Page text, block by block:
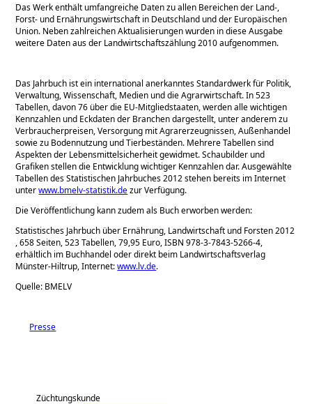
Das Werk enthält umfangreiche Daten zu allen Bereichen der Land‑,
Forst‑ und Ernährungswirtschaft in Deutschland und der Europäischen
Union. Neben zahlreichen Aktualisierungen wurden in diese Ausgabe
weitere Daten aus der Landwirtschaftszählung 2010 aufgenommen.
Das Jahrbuch ist ein international anerkanntes Standardwerk für Politik,
Verwaltung, Wissenschaft, Medien und die Agrarwirtschaft. In 523
Tabellen, davon 76 über die EU-Mitgliedstaaten, werden alle wichtigen
Kennzahlen und Eckdaten der Branchen dargestellt, unter anderem zu
Verbraucherpreisen, Versorgung mit Agrarerzeugnissen, Außenhandel
sowie zu Bodennutzung und Tierbeständen. Mehrere Tabellen sind
Aspekten der Lebensmittelsicherheit gewidmet. Schaubilder und
Grafiken stellen die Entwicklung wichtiger Kennzahlen dar. Ausgewählte
Tabellen des Statistischen Jahrbuches 2012 stehen bereits im Internet
unterwww.bmelv-statistik.dezur Verfügung.
Die Veröffentlichung kann zudem als Buch erworben werden:
Statistisches Jahrbuch über Ernährung, Landwirtschaft und Forsten 2012
, 658 Seiten, 523 Tabellen, 79,95 Euro, ISBN 978-3-7843-5266-4,
erhältlich im Buchhandel oder direkt beim Landwirtschaftsverlag
Münster-Hiltrup, Internet:www.lv.de.
Quelle: BMELV
Presse
Züchtungskunde